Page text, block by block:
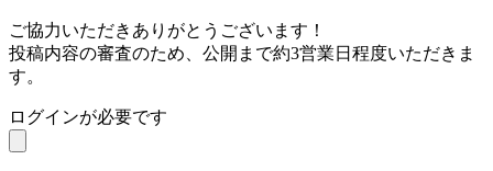
ご協力いただきありがとうございます！
投稿内容の審査のため、公開まで約3営業日程度いただきま
す。
ログインが必要です